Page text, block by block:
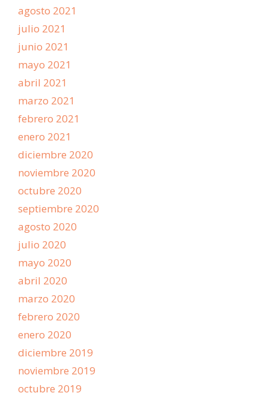
agosto 2021
julio 2021
junio 2021
mayo 2021
abril 2021
marzo 2021
febrero 2021
enero 2021
diciembre 2020
noviembre 2020
octubre 2020
septiembre 2020
agosto 2020
julio 2020
mayo 2020
abril 2020
marzo 2020
febrero 2020
enero 2020
diciembre 2019
noviembre 2019
octubre 2019